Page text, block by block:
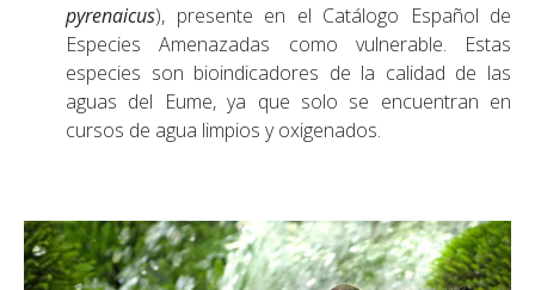
pyrenaicus), presente en el Catálogo Español de
Especies Amenazadas como vulnerable. Estas
especies son bioindicadores de la calidad de las
aguas del Eume, ya que solo se encuentran en
cursos de agua limpios y oxigenados.